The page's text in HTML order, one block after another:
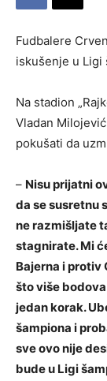
Fudbalere
iskušenje u Ligi
Na stadion
Vladan
pokušati da
– Nisu prijatni
da se susretnu
ne razmišljate
stagnirate. Mi
Bajerna i protiv
što više
jedan korak.
šampiona i
sve ovo nije
bude u Ligi